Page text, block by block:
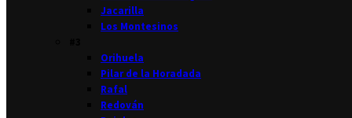
Jacarilla
Los Montesinos
Orihuela
Pilar de la Horadada
Rafal
Redován